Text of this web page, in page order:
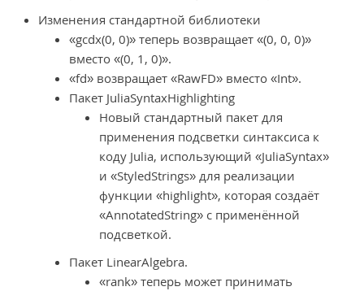
Изменения стандартной библиотеки
«gcdx(0, 0)» теперь возвращает «(0, 0, 0)»
вместо «(0, 1, 0)».
«fd» возвращает «RawFD» вместо «Int».
Пакет JuliaSyntaxHighlighting
Новый стандартный пакет для
применения подсветки синтаксиса к
коду Julia, использующий «JuliaSyntax»
и «StyledStrings» для реализации
функции «highlight», которая создаёт
«AnnotatedString» с применённой
подсветкой.
Пакет LinearAlgebra.
«rank» теперь может принимать